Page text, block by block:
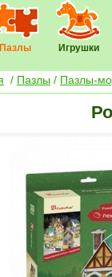
Пазлы Игрушки
/ Пазлы / Пазлы-